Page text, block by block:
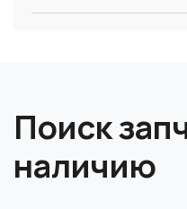
Поиск
наличию